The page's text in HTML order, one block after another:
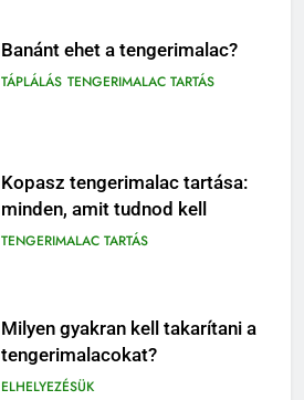
Kopasz tengerimalac tartása:
minden, amit tudnod kell
Milyen gyakran kell takarítani a
tengerimalacokat?
ELHELYEZÉSÜK
Milyen jelekből ismerheted fel,
ha a tengerimalacod boldog –
vagy épp unatkozik?
BLOG